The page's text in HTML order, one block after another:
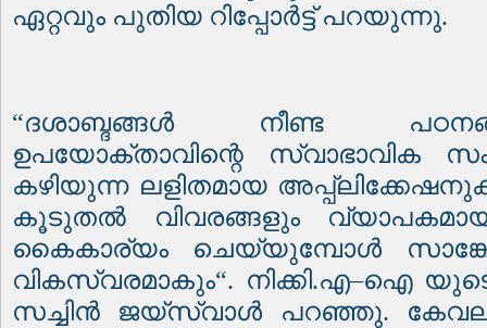
ഏറ്റവും പുതിയ റിപ്പോർട്ട് പറയുന്നു.
“ദശാബ്ദങ്ങൾ നീണ്ട
ഉപയോക്താവിന്റെ സ്വാഭാവിക
കഴിയുന്ന ലളിതമായ
കൂടുതൽ വിവരങ്ങളും
കൈകാര്യം ചെയ്യുമ്പോൾ
വികസ്വരമാകും“. നിക്കി.എ–ഐ യുടെ
സച്ചിൻ ജയ്‌സ്വാൾ പറഞ്ഞു.